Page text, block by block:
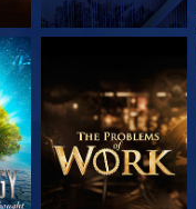
СМОТРЕТЬ
ПЕРЕДАЧИ